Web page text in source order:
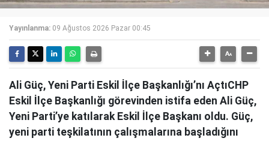
Yayınlanma: 09 Ağustos 2026 Pazar 00:45
Ali Güç, Yeni Parti Eskil İlçe Başkanlığı’nı AçtıCHP
Eskil İlçe Başkanlığı görevinden istifa eden Ali Güç,
Yeni Parti’ye katılarak Eskil İlçe Başkanı oldu. Güç,
yeni parti teşkilatının çalışmalarına başladığını